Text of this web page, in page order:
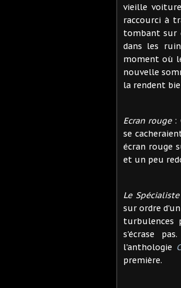
vieille
raccourci à
tombant sur
dans les
moment où
nouvelle
la rendent
Ecran rouge:
se
écran rouge
et un peu
Le
sur ordre
turbulences
s'écrase
l'anthologie
première.